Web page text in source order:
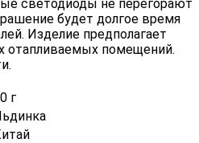
светодиоды не перегорают
будет долгое время
Изделие предполагает
отапливаемых помещений.
г